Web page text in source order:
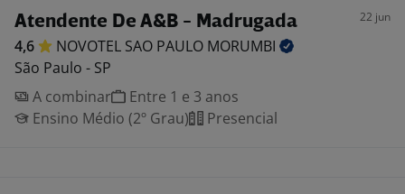
Atendente De A&B - Madrugada 22 jun
4,6 NOVOTEL SAO PAULO MORUMBI
São Paulo - SP
A combinar
Entre 1 e 3 anos
Ensino Médio (2º Grau)
Presencial